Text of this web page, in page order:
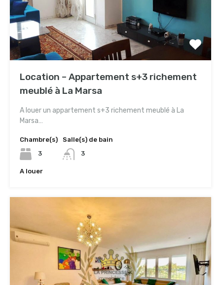
Location – Appartement s+3 richement
meublé à La Marsa
A louer un appartement s+3 richement meublé à La
Marsa…
Chambre(s)
3
Salle(s) de bain
3
A louer